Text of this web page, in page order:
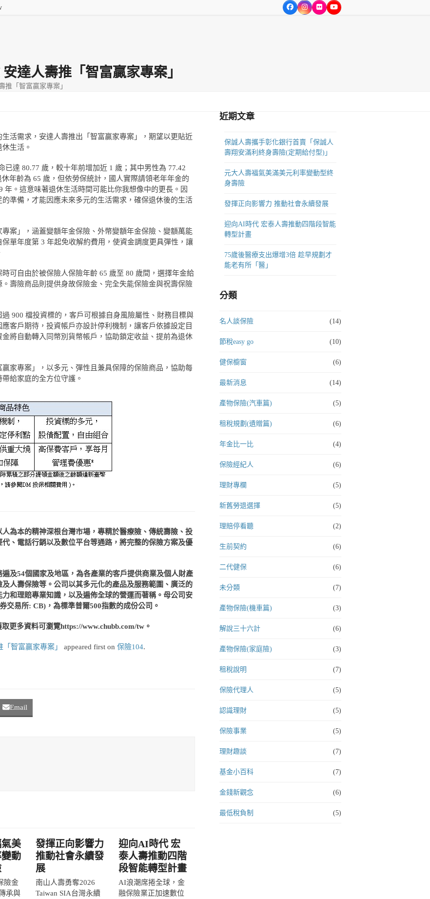
FacebookInstagram
FlickrYouTube
達人壽推「智富贏家專案」
推「智富贏家專案」
活需求，安達人壽推出「智富贏家專案」，期望以更貼近
生活。
已達 80.77 歲，較十年前增加近 1 歲；其中男性為 77.42
年齡為 65 歲，但依勞保統計，國人實際請領老年年金的
年。這意味著退休生活時間可能比你我想像中的更長。因
準備，才能因應未來多元的生活需求，確保退休後的生活
案」，涵蓋變額年金保險、外幣變額年金保險、變額萬能
單年度第 3 年起免收解約費用，使資金調度更具彈性，讓
可自由於被保險人保險年齡 65 歲至 80 歲間，選擇年金給
壽險商品則提供身故保險金、完全失能保險金與祝壽保險
900 檔投資標的，客戶可根據自身風險屬性、財務目標與
客戶期待，投資帳戶亦設計停利機制，讓客戶依據設定目
將自動轉入同幣別貨幣帳戶，協助鎖定收益、提前為退休
家專案」，以多元、彈性且兼具保障的保險商品，協助每
給家庭的全方位守護。
為本的精神深根台灣市場，專精於醫療險、傳統壽險、投
、電話行銷以及數位平台等通路，將完整的保險方案及優
遍及54個國家及地區，為各產業的客戶提供商業及個人財產
及人壽保險等。公司以其多元化的產品及服務範圍、廣泛的
和理賠專業知識，以及遍佈全球的營運而著稱。母公司安
交易所: CB) ，為標準普爾500指數的成份公司。
更多資料可瀏覽https://www.chubb.com/tw 。
智富贏家專案」 appeared first on 保險104.
Email
美
動
險金
承與
發揮正向影響力
推動社會永續發
展
南山人壽勇奪2026
Taiwan SIA台灣永續
迎向AI時代 宏
泰人壽推動四階
段智能轉型計畫
AI浪潮席捲全球，金
融保險業正加速數位
近期文章
保誠人壽攜手彰化銀行首賣「保誠人
壽翔安滿利終身壽險(定期給付型)」
元大人壽福氣美滿美元利率變動型終
身壽險
發揮正向影響力 推動社會永續發展
迎向AI時代 宏泰人壽推動四階段智能
轉型計畫
75歲後醫療支出爆增3倍 趁早規劃才
能老有所「醫」
分類
名人談保險 (14)
節稅easy go (10)
健保櫥窗 (6)
最新消息 (14)
產物保險(汽車篇) (5)
租稅規劃(遺贈篇) (6)
年金比一比 (4)
保險經紀人 (6)
理財專欄 (5)
新舊勞退選擇 (5)
理賠停看聽 (2)
生前契約 (6)
二代健保 (6)
未分類 (7)
產物保險(機車篇) (3)
解說三十六計 (6)
產物保險(家庭險) (3)
租稅說明 (7)
保險代理人 (5)
認識理財 (5)
保險事業 (5)
理財趣談 (7)
基金小百科 (7)
金錢新觀念 (6)
最低稅負制 (5)